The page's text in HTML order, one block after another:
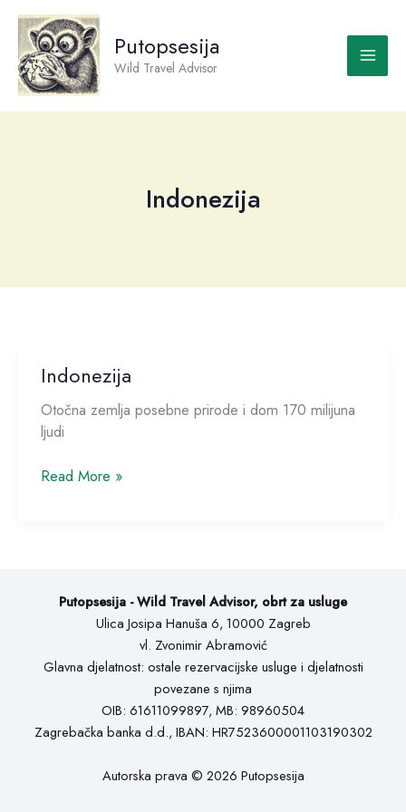
Skip
content
Putopsesija
Wild Travel Advisor
Indonezija
Indonezija
Otočna zemlja posebne prirode i dom 170 milijuna
ljudi
Indonezija
Read More »
Putopsesija - Wild Travel Advisor, obrt za usluge
Ulica Josipa Hanuša 6, 10000 Zagreb
vl. Zvonimir Abramović
Glavna djelatnost: ostale rezervacijske usluge i djelatnosti
povezane s njima
OIB: 61611099897, MB: 98960504
Zagrebačka banka d.d., IBAN: HR7523600001103190302
Autorska prava © 2026 Putopsesija